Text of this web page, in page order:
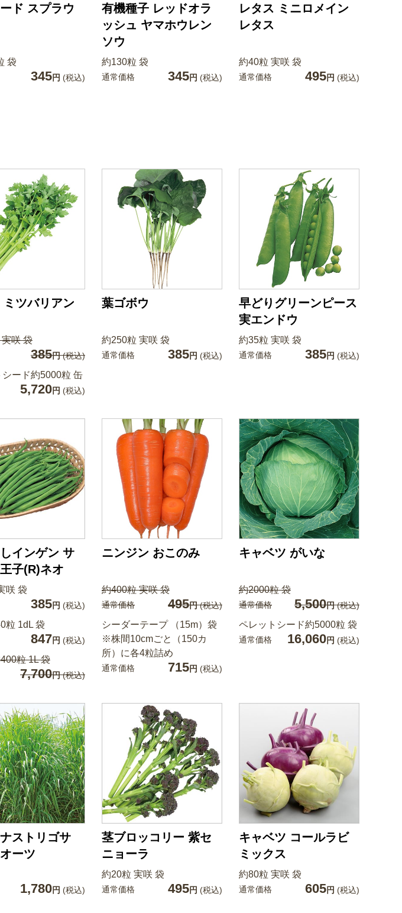
ド スプラウ
袋
345円 (税込)
有機種子 レッドオラ
ッシュ ヤマホウレン
ソウ
約130粒 袋
通常価格 345円 (税込)
レタス ミニロメイン
レタス
約40粒 実咲 袋
通常価格 495円 (税込)
ミツバリアン
咲 袋
385円(税込)
ード約5000粒 缶
5,720円 (税込)
葉ゴボウ
約250粒 実咲 袋
通常価格 385円 (税込)
早どりグリーンピース
実エンドウ
約35粒 実咲 袋
通常価格 385円 (税込)
インゲン サ
子(R)ネオ
咲 袋
385円 (税込)
粒 1dL 袋
847円 (税込)
粒 1L 袋
7,700円(税込)
ニンジン おこのみ
約400粒 実咲 袋
通常価格 495円(税込)
シーダーテープ （15m）袋
※株間10cmごと（150カ
所）に各4粒詰め
通常価格 715円 (税込)
キャベツ がいな
約2000粒 袋
通常価格 5,500円(税込)
ペレットシード約5000粒 袋
通常価格 16,060円 (税込)
ストリゴサ
ーツ
1,780円 (税込)
茎ブロッコリー 紫セ
ニョーラ
約20粒 実咲 袋
通常価格 495円 (税込)
キャベツ コールラビ
ミックス
約80粒 実咲 袋
通常価格 605円 (税込)